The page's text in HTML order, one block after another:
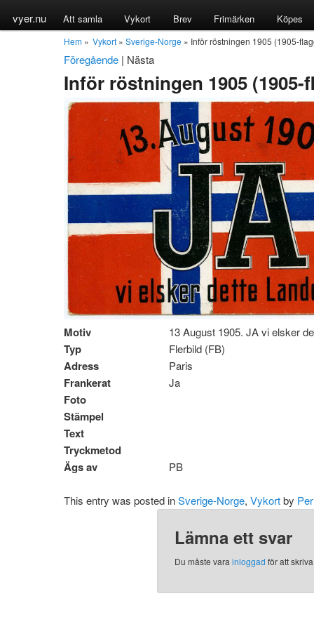
vyer.nu Att samla Vykort Brev Frimärken Köpes
Hem » Vykort » Sverige-Norge » Inför röstningen 1905 (1905-
Föregående | Nästa
Inför röstningen 1905
Motiv 13 August 1905. JA vi elsker
Typ Flerbild (FB)
Adress Paris
Frankerat Ja
Foto
Stämpel
Text
Tryckmetod
Ägs av
PB
This entry was posted inSverige-Norge, Vykortby
Lämna ett svar
Du måste varainloggad för att